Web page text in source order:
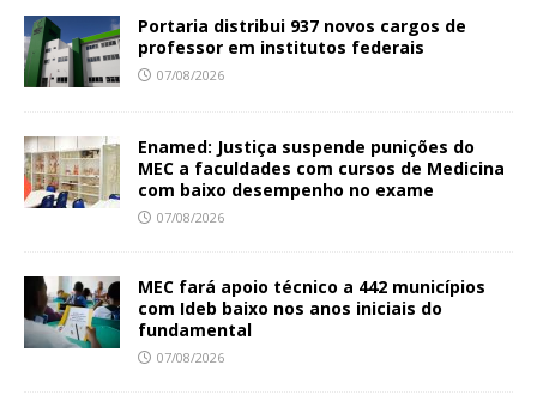
Portaria distribui 937 novos cargos de
professor em institutos federais
07/08/2026
Enamed: Justiça suspende punições do
MEC a faculdades com cursos de Medicina
com baixo desempenho no exame
07/08/2026
MEC fará apoio técnico a 442 municípios
com Ideb baixo nos anos iniciais do
fundamental
07/08/2026